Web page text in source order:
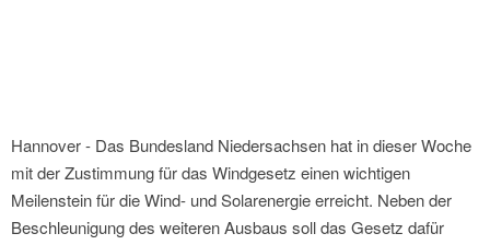
Hannover - Das Bundesland Niedersachsen hat in dieser Woche
mit der Zustimmung für das Windgesetz einen wichtigen
Meilenstein für die Wind- und Solarenergie erreicht. Neben der
Beschleunigung des weiteren Ausbaus soll das Gesetz dafür